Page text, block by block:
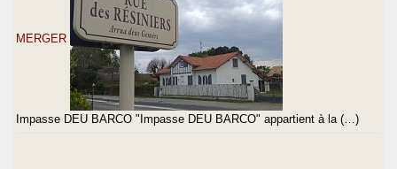
MERGER
Impasse DEU BARCO "Impasse DEU BARCO" appartient à la (…)